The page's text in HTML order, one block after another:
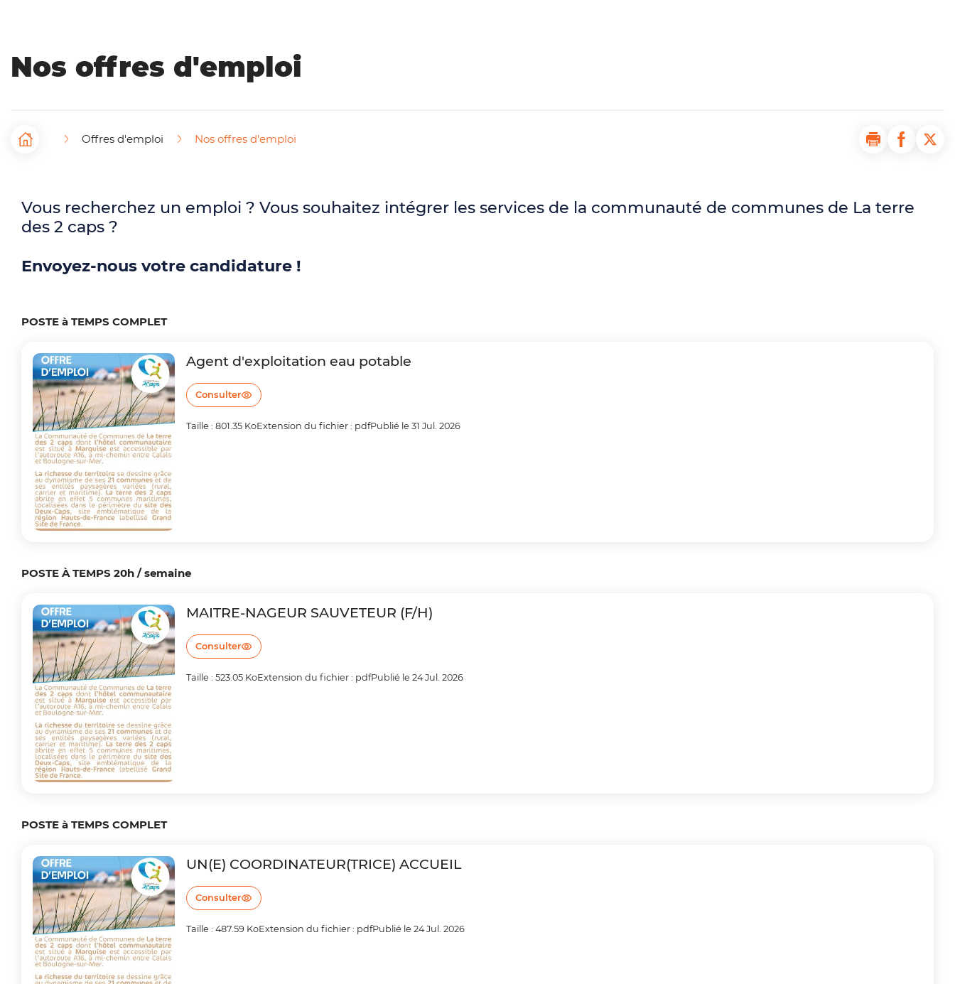
c
e
Nos offres d'emploi
F
d
Accueil Offres d'emploi Nos offres d'emploi Imprimer la
Partager
Vous recherchez un emploi ? Vous souhaitez intégrer les services de la communauté de communes de La terre
des 2 caps ?
Envoyez-nous votre candidature !
POSTE à TEMPS COMPLET
Agent d'exploitation eau potable
Consulter
Taille : 801.35 KoExtension du fichier : pdfPublié le 31 Jul. 2026
POSTE À TEMPS 20h / semaine
MAITRE-NAGEUR SAUVETEUR (F/H)
Consulter
Taille : 523.05 KoExtension du fichier : pdfPublié le 24 Jul. 2026
POSTE à TEMPS COMPLET
UN(E) COORDINATEUR(TRICE) ACCUEIL
Consulter
Taille : 487.59 KoExtension du fichier : pdfPublié le 24 Jul. 2026